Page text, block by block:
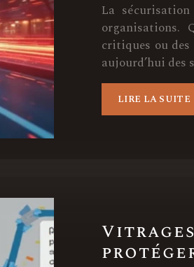
La
organisations.
critiques ou
aujourd’hui des
LIRE LA SUITE